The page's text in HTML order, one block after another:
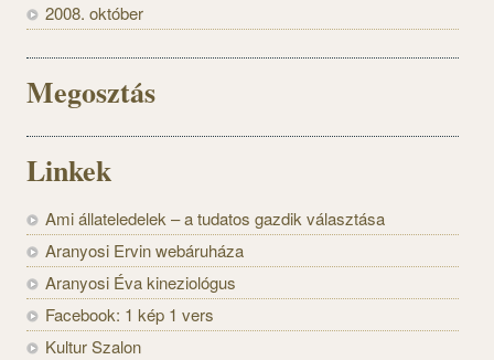
2008. október
Megosztás
Linkek
Ami állateledelek – a tudatos gazdik választása
Aranyosi Ervin webáruháza
Aranyosi Éva kineziológus
Facebook: 1 kép 1 vers
Kultur Szalon